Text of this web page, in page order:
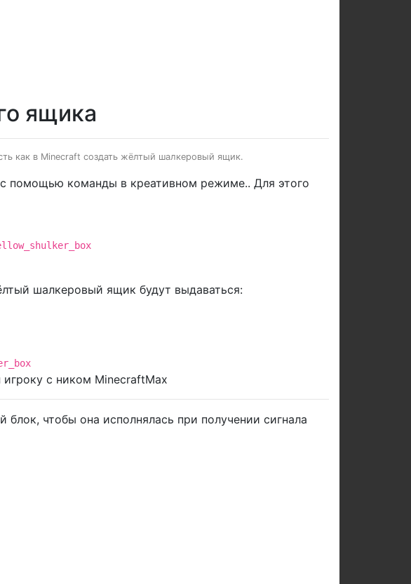
ящика
как в Minecraft создать жёлтый шалкеровый ящик.
помощью команды в креативном режиме.. Для этого
шалкеровый ящик будут выдаваться:
с ником MinecraftMax
чтобы она исполнялась при получении сигнала